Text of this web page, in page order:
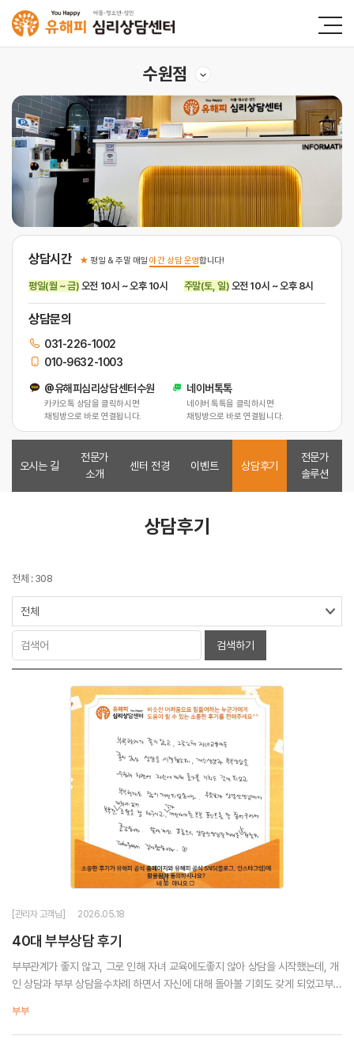
수원점
상담시간 ★평일 & 주말 매일야간 상담 운영합니다!
평일(월 ~ 금) 오전 10시 ~ 오후 10시 주말(토, 일) 오전 10시 ~ 오후 8시
상담문의
031-226-1002
010-9632-1003
@유해피심리상담센터수원
카카오톡 상담을 클릭하시면
채팅방으로 바로 연결됩니다.
네이버톡톡
네이버 톡톡을 클릭하시면
채팅방으로 바로 연결됩니다.
오시는 길
전문가
소개
센터 전경 이벤트 상담후기
전문가
솔루션
상담후기
전체 : 308
검색하기
[관리자 고객님] 2026.05.18
40대 부부상담 후기
부부관계가 좋지 않고, 그로 인해 자녀 교육에도좋지 않아 상담을 시작했는데, 개
인 상담과 부부 상담을수차례 하면서 자신에 대해 돌아볼 기회도 갖게 되었고부부
을 잘 해주시고,각자 개선해야 할 부분 포인트...
부부